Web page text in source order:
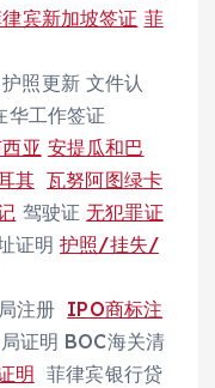
宾新加坡签证 菲
照更新 文件认
华工作签证
亚 安提瓜和巴
其 瓦努阿图绿卡
驾驶证无犯罪证
证明护照/挂失/
注册 IPO商标注
证明 BOC海关清
明 菲律宾银行贷